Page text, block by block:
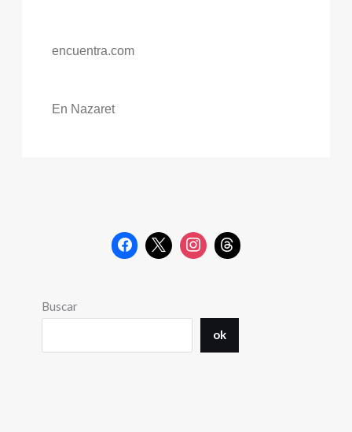
encuentra.com
En Nazaret
Buscar
ok